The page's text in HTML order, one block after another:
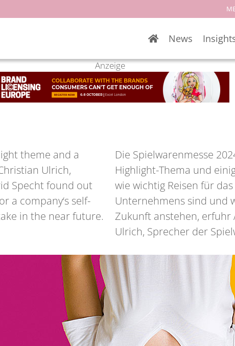
News
Anzeige
theme and a
Ulrich,
Specht found out
a company‘s self-
in the near future.
Die Spielwarenmesse
Highlight-Thema und
wie wichtig Reisen für
Unternehmens sind und
Zukunft anstehen, erfuhr
Ulrich, Sprecher der